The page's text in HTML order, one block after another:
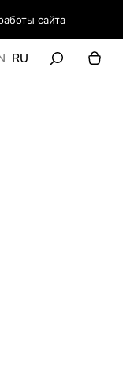
сайта
RU